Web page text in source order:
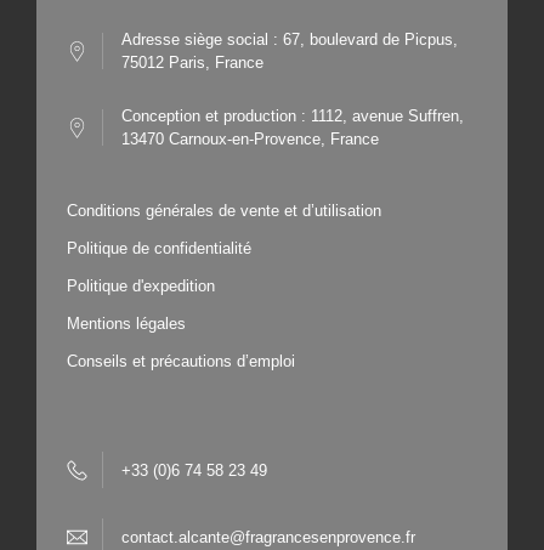
Adresse siège social : 67, boulevard de Picpus,
75012 Paris, France
Conception et production : 1112, avenue Suffren,
13470 Carnoux-en-Provence, France
Conditions générales de vente et d’utilisation
Politique de confidentialité
Politique d'expedition
Mentions légales
Conseils et précautions d’emploi
+33 (0)6 74 58 23 49
contact.alcante@fragrancesenprovence.fr